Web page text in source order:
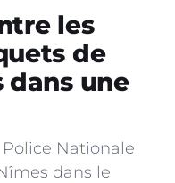
les
de
dans une
Police Nationale
dans le